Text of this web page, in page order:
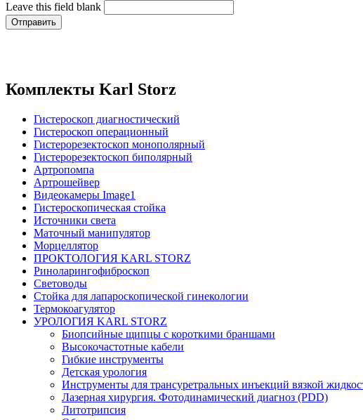
Leave this field blank
Комплекты Karl Storz
Гистероскоп диагностический
Гистероскоп операционный
Гистерорезектоскоп монополярный
Гистерорезектоскоп биполярный
Артропомпа
Артрошейвер
Видеокамеры Image1
Гистероскопическая стойка
Источники света
Маточный манипулятор
Морцеллятор
ПРОКТОЛОГИЯ KARL STORZ
Риноларингофиброскоп
Световоды
Стойка для лапароскопической гинекологии
Термокоагулятор
УРОЛОГИЯ KARL STORZ
Биопсийные щипцы с короткими браншами
Высокочастотные кабели
Гибкие инструменты
Детская урология
Инструменты для трансуретральных инъекций вязкой
Лазерная хирургия. Фотодинамический диагноз (PDD)
Литотрипсия